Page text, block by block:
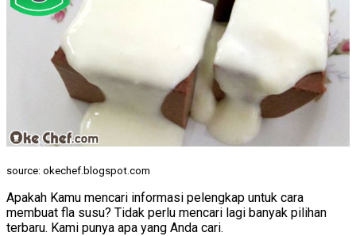
source: okechef.blogspot.com
Apakah Kamu mencari informasi pelengkap untuk cara
membuat fla susu? Tidak perlu mencari lagi banyak pilihan
terbaru. Kami punya apa yang Anda cari.